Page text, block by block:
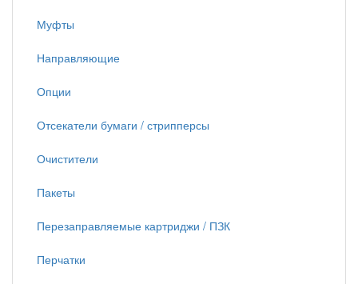
Муфты
Направляющие
Опции
Отсекатели бумаги / стрипперсы
Очистители
Пакеты
Перезаправляемые картриджи / ПЗК
Перчатки